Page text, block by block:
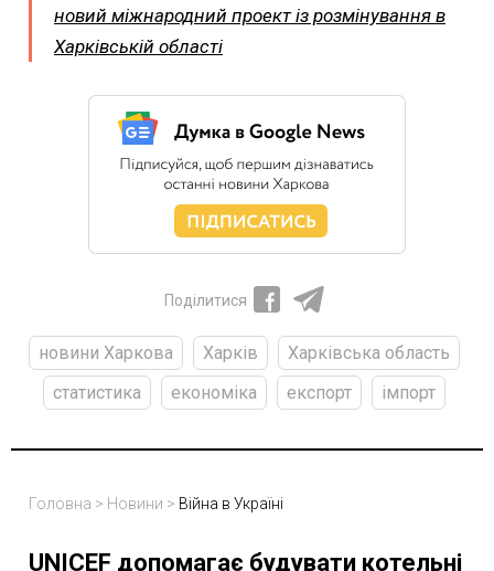
новий міжнародний проект із розмінування в
Харківській області
Поділитися
новини Харкова Харків
Харківська область
статистика
економіка експорт імпорт
Головна > Новини > Війна в Україні
UNICEF допомагає будувати котельні